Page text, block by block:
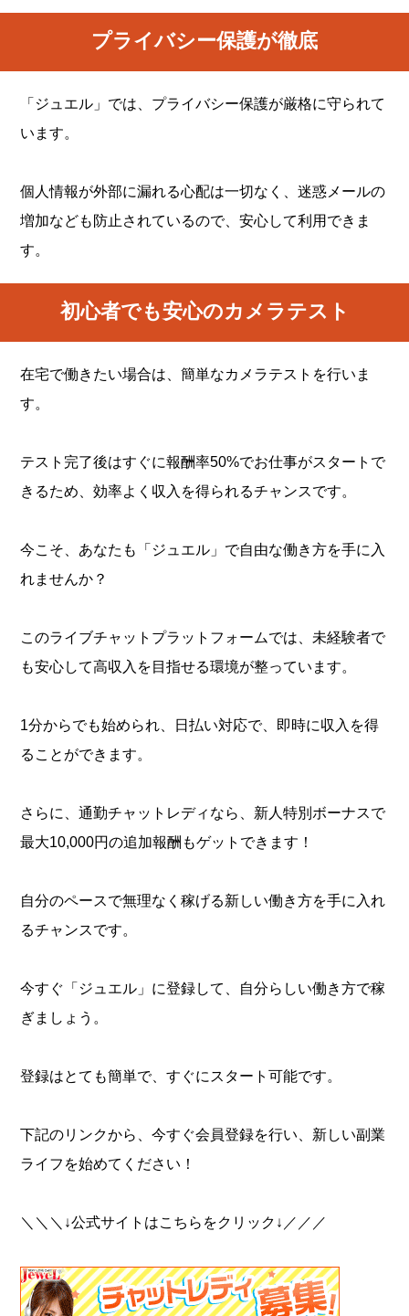
プライバシー保護が徹底
「ジュエル」では、プライバシー保護が厳格に守られて
います。
個人情報が外部に漏れる心配は一切なく、迷惑メールの
増加なども防止されているので、安心して利用できま
す。
初心者でも安心のカメラテスト
在宅で働きたい場合は、簡単なカメラテストを行いま
す。
テスト完了後はすぐに報酬率50%でお仕事がスタートで
きるため、効率よく収入を得られるチャンスです。
今こそ、あなたも「ジュエル」で自由な働き方を手に入
れませんか？
このライブチャットプラットフォームでは、未経験者で
も安心して高収入を目指せる環境が整っています。
1分からでも始められ、日払い対応で、即時に収入を得
ることができます。
さらに、通勤チャットレディなら、新人特別ボーナスで
最大10,000円の追加報酬もゲットできます！
自分のペースで無理なく稼げる新しい働き方を手に入れ
るチャンスです。
今すぐ「ジュエル」に登録して、自分らしい働き方で稼
ぎましょう。
登録はとても簡単で、すぐにスタート可能です。
下記のリンクから、今すぐ会員登録を行い、新しい副業
ライフを始めてください！
＼＼＼↓公式サイトはこちらをクリック↓／／／